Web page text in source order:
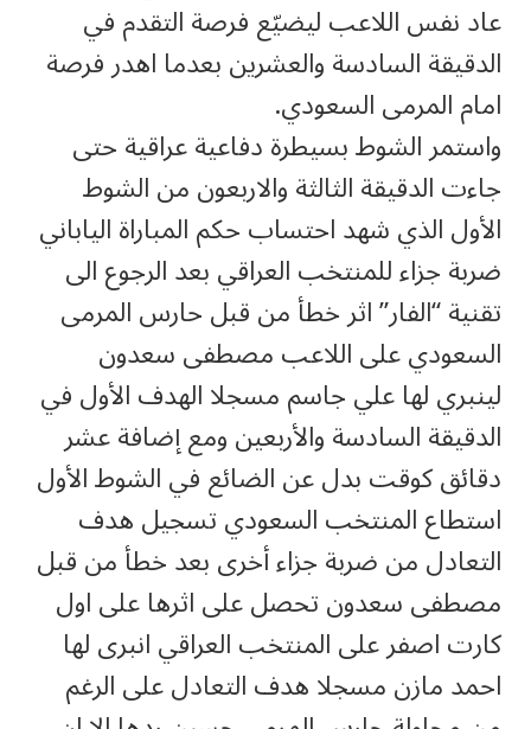
عاد نفس اللاعب ليضيّع فرصة التقدم في
الدقيقة السادسة والعشرين بعدما اهدر فرصة
امام المرمى السعودي.
واستمر الشوط بسيطرة دفاعية عراقية حتى
جاءت الدقيقة الثالثة والاربعون من الشوط
الأول الذي شهد احتساب حكم المباراة الياباني
ضربة جزاء للمنتخب العراقي بعد الرجوع الى
تقنية “الفار” اثر خطأ من قبل حارس المرمى
السعودي على اللاعب مصطفى سعدون
لينبري لها علي جاسم مسجلا الهدف الأول في
الدقيقة السادسة والأربعين ومع إضافة عشر
دقائق كوقت بدل عن الضائع في الشوط الأول
استطاع المنتخب السعودي تسجيل هدف
التعادل من ضربة جزاء أخرى بعد خطأ من قبل
مصطفى سعدون تحصل على اثرها على اول
كارت اصفر على المنتخب العراقي انبرى لها
احمد مازن مسجلا هدف التعادل على الرغم